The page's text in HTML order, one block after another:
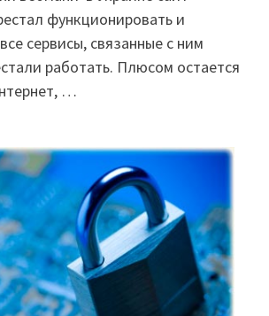
функционировать и
сервисы, связанные с ним
работать. Плюсом остается
…